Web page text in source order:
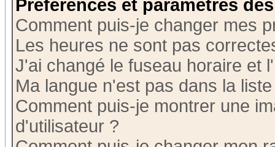
Préférences et paramètres
Comment puis-je changer mes
Les heures ne sont pas
J'ai changé le fuseau horaire et
Ma langue n'est pas dans la
Comment puis-je montrer une
d'utilisateur ?